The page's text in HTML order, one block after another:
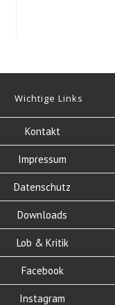
Wichtige Links
Kontakt
Impressum
Datenschutz
Downloads
Lob & Kritik
Facebook
Instagram